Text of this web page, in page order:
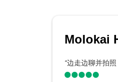
Molokai
“边走边聊并拍照